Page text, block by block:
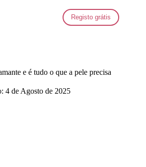
Registo grátis
e é tudo o que a pele precisa
4 de Agosto de 2025